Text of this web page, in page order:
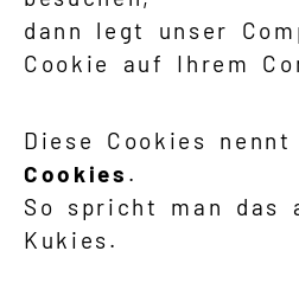
dann legt unser
Cookie auf Ihrem
Diese Cookies nennt
Cookies .
So spricht man das
Kukies.